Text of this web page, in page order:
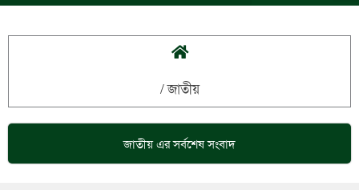
/জাতীয়
জাতীয়এর সর্বশেষ সংবাদ